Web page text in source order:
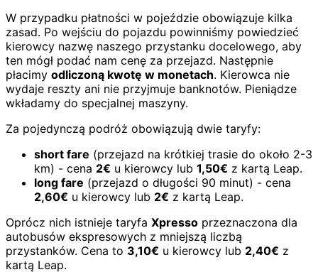
W przypadku płatności w pojeździe obowiązuje kilka
zasad. Po wejściu do pojazdu powinniśmy powiedzieć
kierowcy nazwę naszego przystanku docelowego, aby
ten mógł podać nam cenę za przejazd. Następnie
płacimy odliczoną kwotę w monetach. Kierowca nie
wydaje reszty ani nie przyjmuje banknotów. Pieniądze
wkładamy do specjalnej maszyny.
Za pojedynczą podróż obowiązują dwie taryfy:
short fare (przejazd na krótkiej trasie do około 2-3
km) - cena 2€ u kierowcy lub 1,50€ z kartą Leap.
long fare (przejazd o długości 90 minut) - cena
2,60€ u kierowcy lub 2€ z kartą Leap.
Oprócz nich istnieje taryfa Xpresso przeznaczona dla
autobusów ekspresowych z mniejszą liczbą
przystanków. Cena to 3,10€ u kierowcy lub 2,40€ z
kartą Leap.